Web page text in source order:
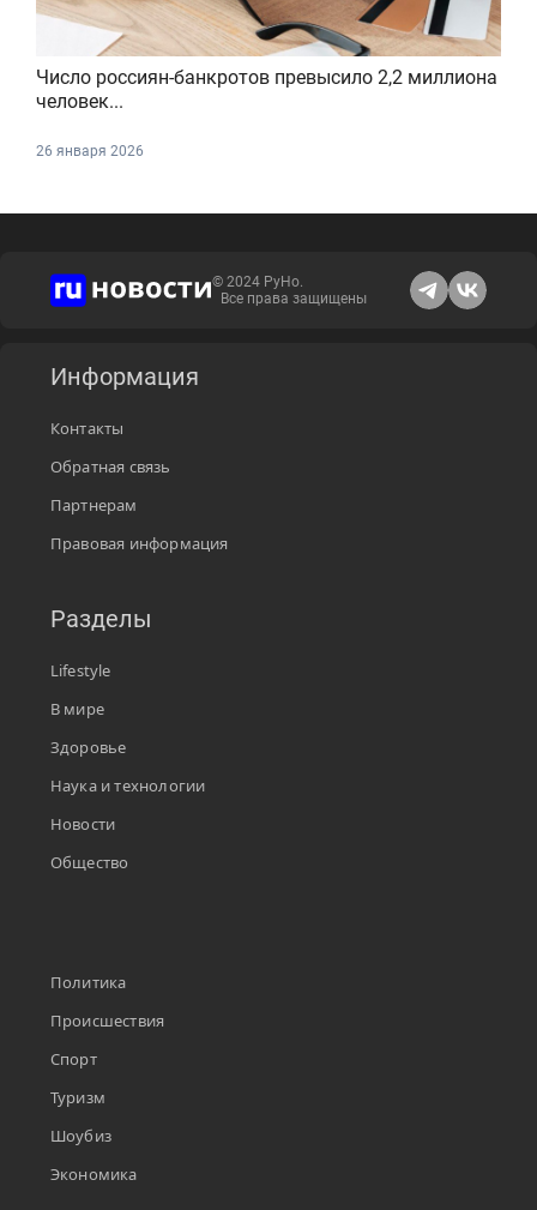
Число россиян-банкротов превысило 2,2 миллиона
человек...
26 января 2026
© 2024 РуНо.
Все права защищены
Информация
Контакты
Обратная связь
Партнерам
Правовая информация
Разделы
Lifestyle
В мире
Здоровье
Наука и технологии
Новости
Общество
Политика
Происшествия
Спорт
Туризм
Шоубиз
Экономика